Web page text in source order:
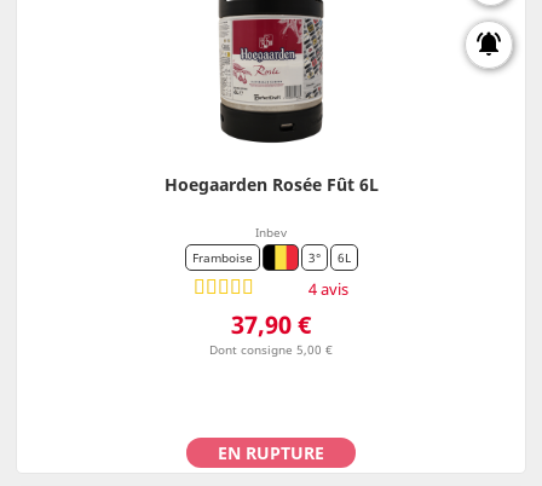
Hoegaarden Rosée Fût 6L
Inbev
Framboise
3° 6L
4 avis
Prix
37,90 €
Dont consigne 5,00 €
EN RUPTURE
notifications_active